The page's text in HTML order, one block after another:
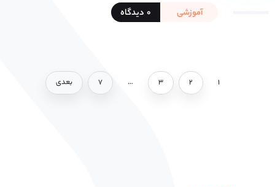
آموزشی
۰ دیدگاه
۱ ۲ ۳ … ۷ بعدی